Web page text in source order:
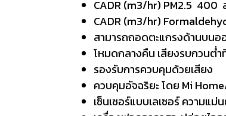
CADR (m3/hr) PM2.5 400
CADR (m3/hr)
สามารถถอดตะแกรงด้านบนอ
โหมดกลางคืน เสียงรบกวนต่
รองรับการควบคุมด้วยเสียง
ควบคุมอัจฉริยะ โดย Mi
เซ็นเซอร์แบบเลเซอร์ ความแ